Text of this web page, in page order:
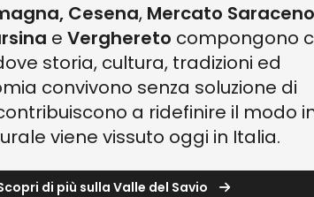
Cesena, Mercato Saraceno
e Verghereto compongono
storia, cultura, tradizioni ed
convivono senza soluzione di
a ridefinire il modo
viene vissuto oggi in Italia.
di più sulla Valle del Savio